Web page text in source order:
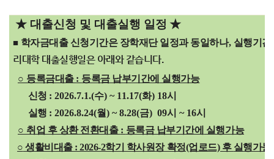
★ 대출신청 및 대출실행 일정 ★
■ 학자금대출 신청기간은 장학재단 일정과 동일하나, 실행기
리 대학 대출실행일은 아래와 같습니다.
○ 등록금대출 : 등록금 납부기간에 실행가능
신청 : 2026.7.1.(수) ~ 11.17(화) 18시
실행 : 2026.8.24(월) ~ 8.28(금) 09시 ~ 16시
○ 취업 후 상환 전환대출 : 등록금 납부기간에 실행가능
○ 생활비대출 : 2026-2학기 학사원장 확정(업로드) 후 실행가능